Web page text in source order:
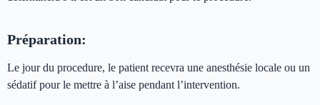
Préparation:
Le jour du procedure, le patient recevra une anesthésie locale ou un
sédatif pour le mettre à l’aise pendant l’intervention.